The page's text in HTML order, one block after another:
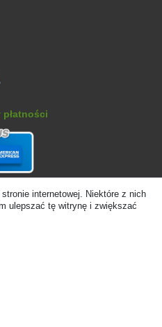
zastrzezone. - Ceny zawierają
internetowej. Niektóre z nich
ulepszać tę witrynę i zwiększać